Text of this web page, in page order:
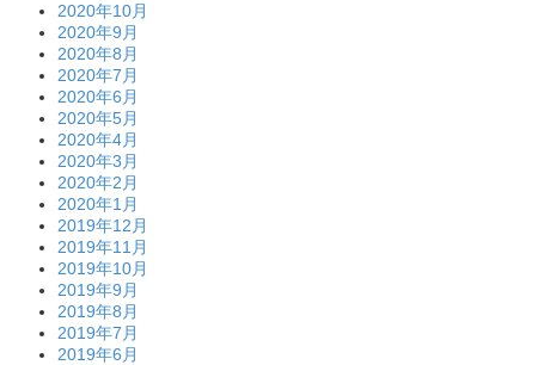
2020年10月
2020年9月
2020年8月
2020年7月
2020年6月
2020年5月
2020年4月
2020年3月
2020年2月
2020年1月
2019年12月
2019年11月
2019年10月
2019年9月
2019年8月
2019年7月
2019年6月